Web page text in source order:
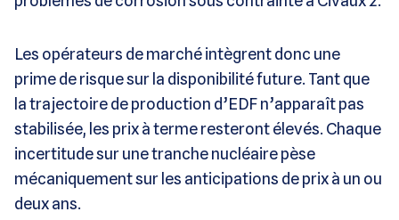
Les opérateurs de marché intègrent donc une
prime de risque sur la disponibilité future. Tant que
la trajectoire de production d’EDF n’apparaît pas
stabilisée, les prix à terme resteront élevés. Chaque
incertitude sur une tranche nucléaire pèse
mécaniquement sur les anticipations de prix à un ou
deux ans.